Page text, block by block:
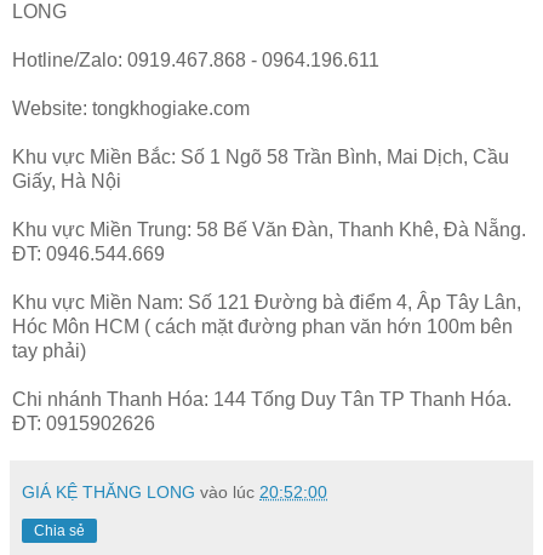
LONG
Hotline/Zalo: 0919.467.868 - 0964.196.611
Website: tongkhogiake.com
Khu vực Miền Bắc: Số 1 Ngõ 58 Trần Bình, Mai Dịch, Cầu
Giấy, Hà Nội
Khu vực Miền Trung: 58 Bế Văn Đàn, Thanh Khê, Đà Nẵng.
ĐT: 0946.544.669
Khu vực Miền Nam: Số 121 Đường bà điểm 4, Âp Tây Lân,
Hóc Môn HCM ( cách mặt đường phan văn hớn 100m bên
tay phải)
Chi nhánh Thanh Hóa: 144 Tống Duy Tân TP Thanh Hóa.
ĐT: 0915902626
GIÁ KỆ THĂNG LONG vào lúc 20:52:00
Chia sẻ